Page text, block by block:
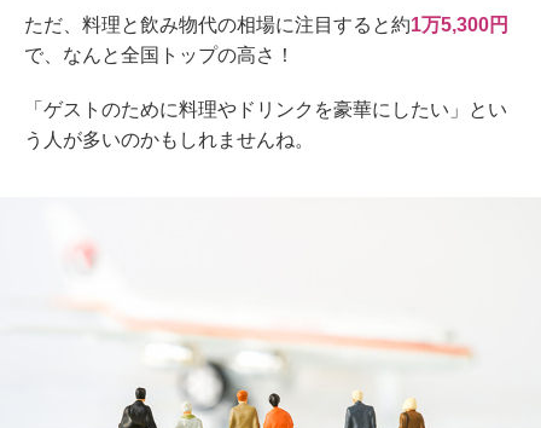
ただ、料理と飲み物代の相場に注目すると約1万5,300円
で、なんと全国トップの高さ！
「 ゲストのために料理やドリンク を豪華にしたい 」とい
う人が多いのかもしれませんね。